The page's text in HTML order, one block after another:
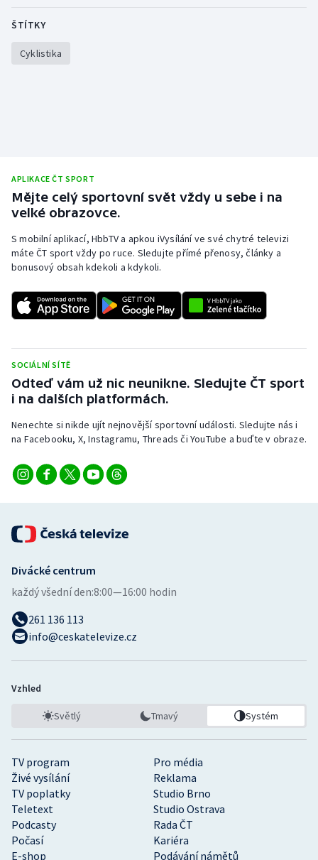
ŠTÍTKY
Cyklistika
APLIKACE ČT SPORT
Mějte celý sportovní svět vždy u sebe i na
velké obrazovce.
S mobilní aplikací, HbbTV a apkou iVysílání ve své chytré televizi
máte ČT sport vždy po ruce. Sledujte přímé přenosy, články a
bonusový obsah kdekoli a kdykoli.
SOCIÁLNÍ SÍTĚ
Odteď vám už nic neunikne. Sledujte ČT sport
i na dalších platformách.
Nenechte si nikde ujít nejnovější sportovní události. Sledujte nás i
na Facebooku, X, Instagramu, Threads či YouTube a buďte v obraze.
TV program
Pro média
Živé vysílání
Reklama
TV poplatky
Studio Brno
Teletext
Studio Ostrava
Podcasty
Rada ČT
Počasí
Kariéra
E-shop
Podávání námětů
Divácké centrum
každý všední den:8:00—16:00 hodin
261 136 113
info@ceskatelevize.cz
Vzhled
Světlý Tmavý Systém